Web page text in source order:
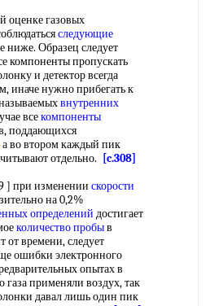
газовых
следующие
ниже. Образец следует
компоненты пропускать
и детектор всегда
иначе нужно прибегать к
внутренних
всекомпоненты
поддающихся
а во втором каждый пик
отдельно.
[c.308]
при изменении скорости
на 0,2%
определений достигает
количество пробыв
от времени, следует
ошибки электронного
опытах в
газа применяли воздух, так
давал лишь один пик